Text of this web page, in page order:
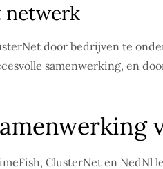
netwerk
door bedrijven te
samenwerking, en
ClusterNet en